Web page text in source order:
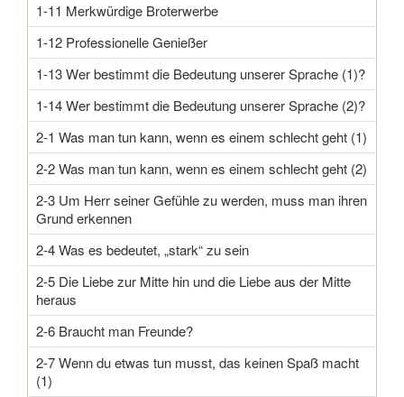
1-11 Merkwürdige Broterwerbe
1-12 Professionelle Genießer
1-13 Wer bestimmt die Bedeutung unserer Sprache (1)?
1-14 Wer bestimmt die Bedeutung unserer Sprache (2)?
2-1 Was man tun kann, wenn es einem schlecht geht (1)
2-2 Was man tun kann, wenn es einem schlecht geht (2)
2-3 Um Herr seiner Gefühle zu werden, muss man ihren
Grund erkennen
2-4 Was es bedeutet, „stark“ zu sein
2-5 Die Liebe zur Mitte hin und die Liebe aus der Mitte
heraus
2-6 Braucht man Freunde?
2-7 Wenn du etwas tun musst, das keinen Spaß macht
(1)